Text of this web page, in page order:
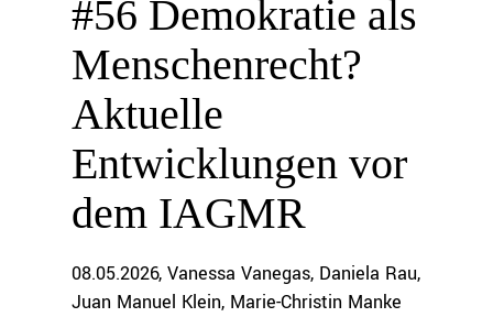
#56 Demokratie als
Menschenrecht?
Aktuelle
Entwicklungen vor
dem IAGMR
08.05.2026 Vanessa Vanegas Daniela Rau
Juan Manuel Klein Marie-Christin Manke